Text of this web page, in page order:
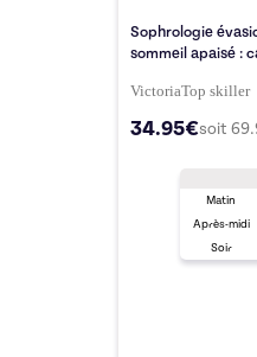
Sophrologie
sommeil apaisé :
VictoriaTop skiller
34.95€soit
Matin
Après-midi
Soir